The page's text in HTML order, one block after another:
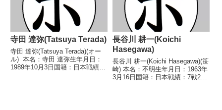
寺田 達弥(Tatsuya Terada)
寺田 達弥(Tatsuya Terada)(オー
ル) 本名：寺田 達弥生年月日：
1989年10月3日国籍：日本戦績：
長谷川 耕一(Koichi
Hasegawa)
長谷川 耕一(Koichi Hasegawa)(笹
崎) 本名：不明生年月日：1963年
3月16日国籍：日本戦績：7戦2勝